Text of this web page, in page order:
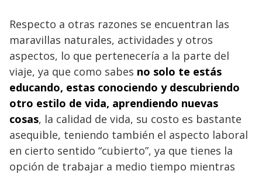
Respecto a otras razones se encuentran las
maravillas naturales, actividades y otros
aspectos, lo que pertenecería a la parte del
viaje, ya que como sabes no solo te estás
educando, estas conociendo y descubriendo
otro estilo de vida, aprendiendo nuevas
cosas, la calidad de vida, su costo es bastante
asequible, teniendo también el aspecto laboral
en cierto sentido “cubierto”, ya que tienes la
opción de trabajar a medio tiempo mientras